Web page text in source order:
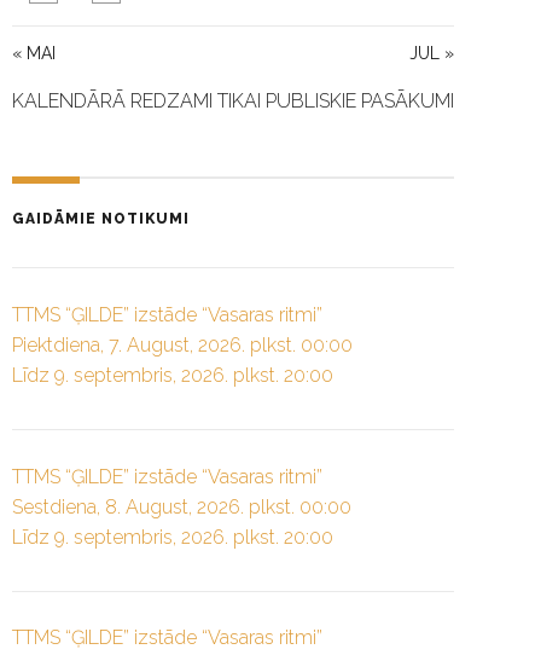
« MAI JUL »
KALENDĀRĀ REDZAMI TIKAI PUBLISKIE PASĀKUMI
GAIDĀMIE NOTIKUMI
TTMS “ĢILDE” izstāde “Vasaras ritmi”
Piektdiena, 7. August, 2026. plkst. 00:00
Līdz 9. septembris, 2026. plkst. 20:00
TTMS “ĢILDE” izstāde “Vasaras ritmi”
Sestdiena, 8. August, 2026. plkst. 00:00
Līdz 9. septembris, 2026. plkst. 20:00
TTMS “ĢILDE” izstāde “Vasaras ritmi”